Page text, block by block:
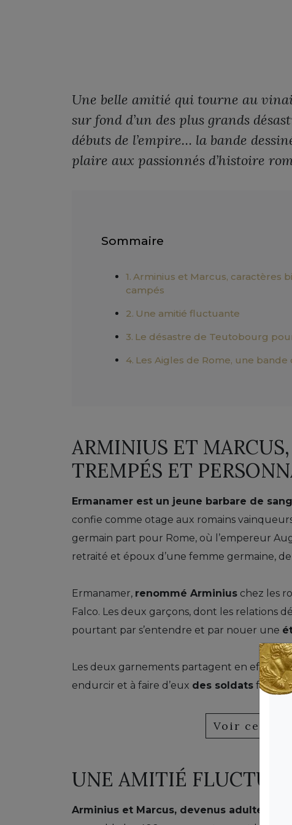
Une belle amitié qui tourne au
sur fond d’un des plus grands
débuts de l’empire… la bande
plaire aux passionnés d’histoire
Sommaire
Arminius et Marcus, caractères
campés
Une amitié fluctuante
Le désastre de Teutobourg
Les Aigles de Rome, une
ARMINIUS ET
TREMPÉS ET
Ermanamer est un jeune barbare de
confie comme otage aux romains
germain part pour Rome, où l’empereur
retraité et époux d’une femme germaine,
Ermanamer, renommé Arminius chez les
Falco. Les deux garçons, dont les relations
pourtant par s’entendre et par nouer une
Les deux garnements partagent en effet
endurcir et à faire d’eux des soldats formés
Voir cette
UNE AMITIÉ
Arminius et Marcus, devenus adultes
,